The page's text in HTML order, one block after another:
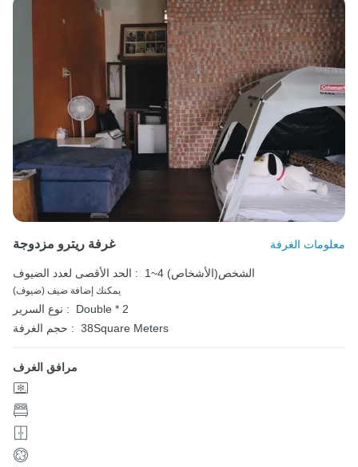
غرفة ريترو مزدوجة معلومات الغرفة
الحد الأقصى لعدد الضيوف : 1~4 الشخص(الأشخاص)
يمكنك إضافة ضيف (ضيوف)
نوع السرير :
Double * 2
حجم الغرفة : 38Square Meters
مرافق الغرف